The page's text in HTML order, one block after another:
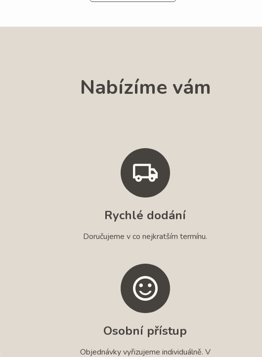
Nabízíme vám
Rychlé dodání
Doručujeme v co nejkratším termínu.
Osobní přístup
Objednávky vyřizujeme individuálně. V